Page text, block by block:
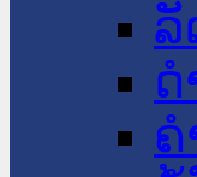
ລັ
ດໍ
ຄໍ